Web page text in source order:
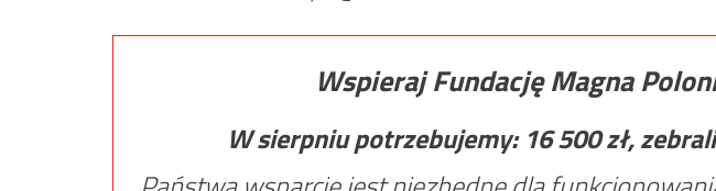
Wspieraj Fundację Magna
W sierpniu potrzebujemy: 16 500zł,